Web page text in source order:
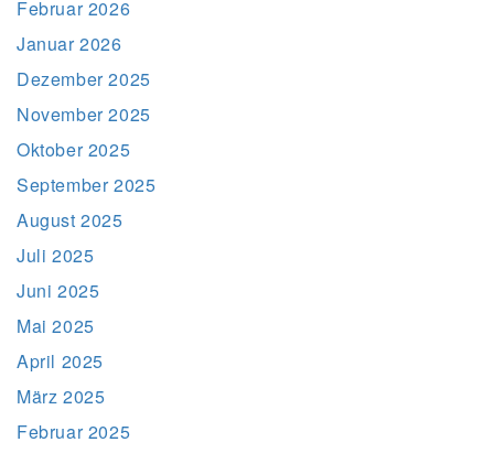
Februar 2026
Januar 2026
Dezember 2025
November 2025
Oktober 2025
September 2025
August 2025
Juli 2025
Juni 2025
Mai 2025
April 2025
März 2025
Februar 2025